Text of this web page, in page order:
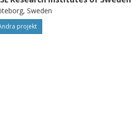
Sweden
projekt